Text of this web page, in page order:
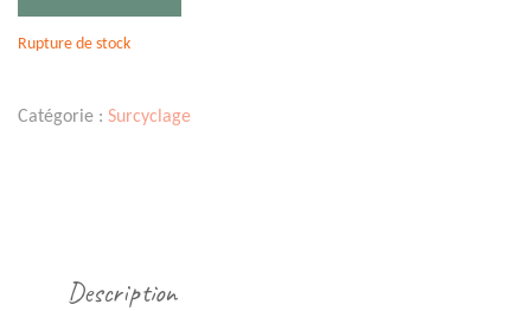
Rupture de stock
Catégorie : Surcyclage
Description